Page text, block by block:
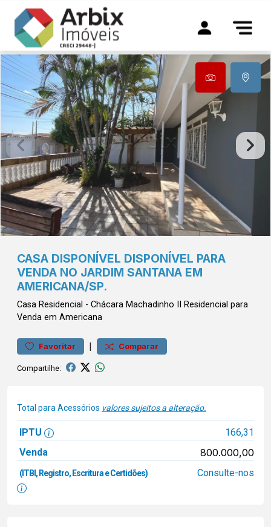
CASA DISPONÍVEL DISPONÍVEL PARA
VENDA NO JARDIM SANTANA EM
AMERICANA/SP.
Casa Residencial - Chácara Machadinho II
Residencial para
Venda em Americana
Favoritar | Comparar
Compartilhe:
Total para Acessórios valores sujeitos a alteração.
IPTU
166,31
Venda
800.000,00
(ITBI, Registro, Escritura e Certidões) Consulte-nos